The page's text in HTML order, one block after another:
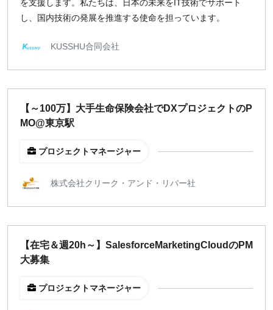
を支援します。私たちは、日本の未来をIT技術でサポート
し、国内技術の発展を推進する使命を担っています。
KUSSHU合同会社
【～100万】大手生命保険会社でDXプロジェクトのP
MO@東京駅
プロジェクトマネージャー
株式会社クリーク・アンド・リバー社
【在宅＆週20h～】SalesforceMarketingCloudのPM
大募集
プロジェクトマネージャー